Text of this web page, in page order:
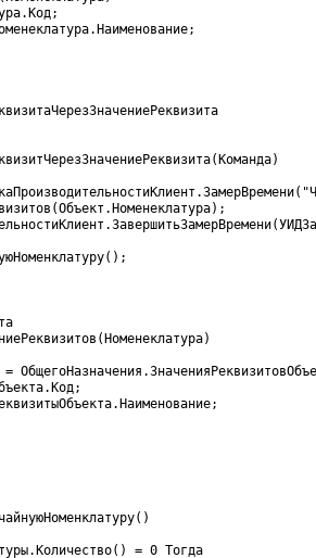
.Код;
.Наименование;
(Команда)
.ЗамерВремени(
(Объект .Номенеклатура) ;
.ЗавершитьЗамерВремени(
( ) ;
(Номенеклатура)
= ОбщегоНазначения .
.Код;
.Наименование;
( )
.Количество( ) = 0 Тогда